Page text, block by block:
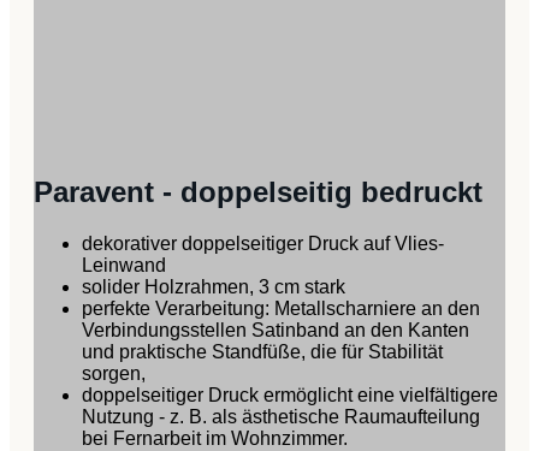
Paravent - doppelseitig bedruckt
dekorativer doppelseitiger Druck auf Vlies-
Leinwand
solider Holzrahmen, 3 cm stark
perfekte Verarbeitung: Metallscharniere an den
Verbindungsstellen Satinband an den Kanten
und praktische Standfüße, die für Stabilität
sorgen,
doppelseitiger Druck ermöglicht eine vielfältigere
Nutzung - z. B. als ästhetische Raumaufteilung
bei Fernarbeit im Wohnzimmer.